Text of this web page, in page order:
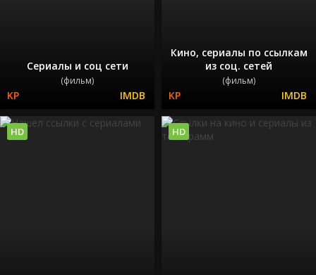
Сериалы и соц сети
(фильм)
Кино, сериалы по ссылкам
из соц. сетей
(фильм)
HD HD